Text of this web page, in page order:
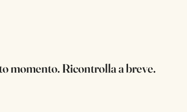
momento. Ricontrolla a breve.